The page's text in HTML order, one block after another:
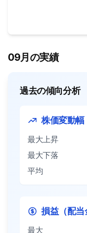
09月の実績
過去の傾向分析
株価変動幅
最大上昇
最大下落
平均
損益（配当
最大